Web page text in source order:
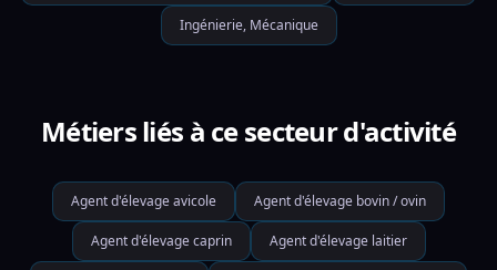
Ingénierie, Mécanique
Métiers liés à ce secteur d'activité
Agent d'élevage avicole Agent d'élevage bovin / ovin
Agent d'élevage caprin Agent d'élevage laitier